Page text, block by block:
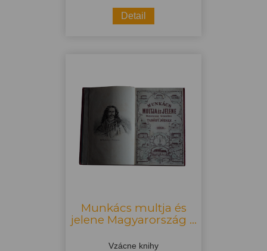
Detail
Munkács multja és
jelene Magyarország ...
Vzácne knihy